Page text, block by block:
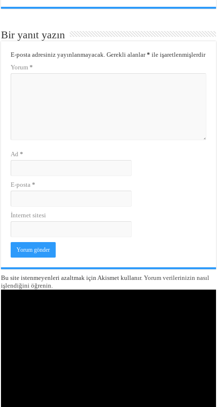
Bir yanıt yazın
E-posta adresiniz yayınlanmayacak. Gerekli alanlar* ile işaretlenmişlerdir
Yorum*
Ad*
E-posta*
İnternet sitesi
Bu site istenmeyenleri azaltmak için Akismet kullanır.Yorum verilerinizin nasıl
işlendiğini öğrenin.